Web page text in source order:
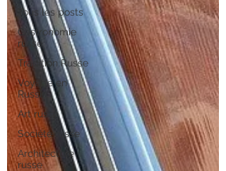
Tous les posts
Gastronomie
russe
Tradition Russe
Voyage en
Russie
Art russe
Société russe
Architecture
russe